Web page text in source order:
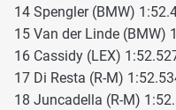
14 Spengler (BMW)
15 Van der Linde (BMW)
16 Cassidy (LEX)
17 Di Resta (R-M)
18 Juncadella (R-M)